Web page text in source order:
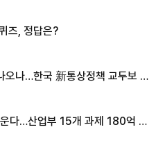
즈, 정답은?
오나…한국 新통상정책 교두보 활
다…산업부 15개 과제 180억 지